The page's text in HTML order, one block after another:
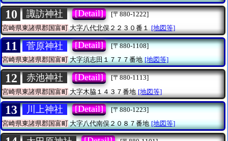
10 諏訪神社 [Detail]
[〒880-1222]
宮崎県東諸県郡国富町 大字八代北俣２２３０番１ [地図等]
11 菅原神社 [Detail]
[〒880-1108]
宮崎県東諸県郡国富町大字須志田１７７７番地 [地図等]
12 赤池神社 [Detail]
[〒880-1113]
宮崎県東諸県郡国富町 大字木脇１４３７番地 [地図等]
13 川上神社 [Detail]
[〒880-1223]
宮崎県東諸県郡国富町大字八代南俣２０８７番地 [地図等]